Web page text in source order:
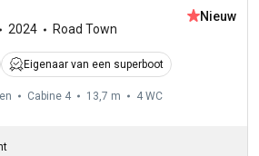
2024 Road Town
Nieuw
Eigenaar van een superboot
Cabine 4 13,7 m 4 WC